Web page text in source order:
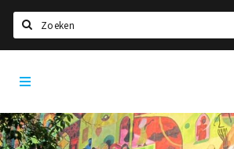
Home
Agenda
Deals